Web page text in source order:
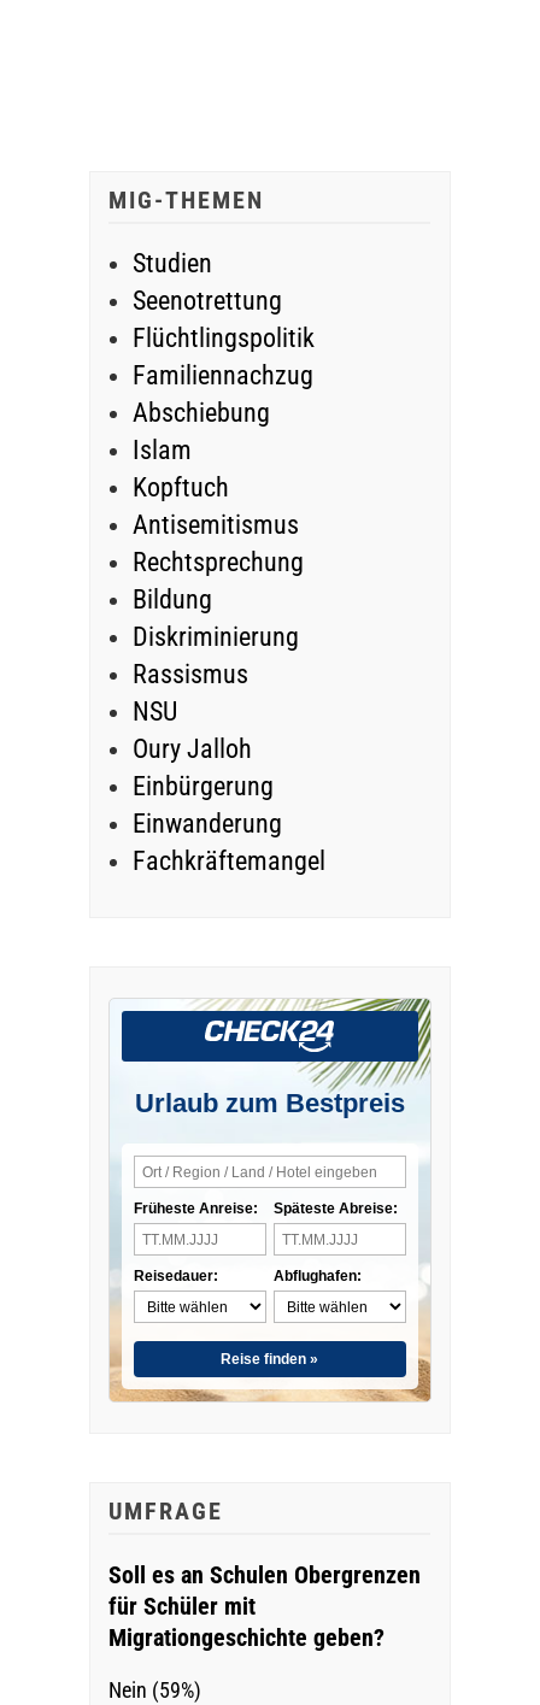
MIG-THEMEN
Studien
Seenotrettung
Flüchtlingspolitik
Familiennachzug
Abschiebung
Islam
Kopftuch
Antisemitismus
Rechtsprechung
Bildung
Diskriminierung
Rassismus
NSU
Oury Jalloh
Einbürgerung
Einwanderung
Fachkräftemangel
Urlaub zum Bestpreis
Früheste Anreise:
Reisedauer:
Späteste Abreise:
Abflughafen:
Reise finden »
UMFRAGE
Soll es an Schulen Obergrenzen
für Schüler mit
Migrationgeschichte geben?
Nein (59%)